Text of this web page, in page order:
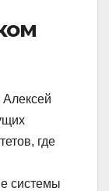
где
системы